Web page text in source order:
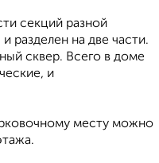
секций разной
разделен на две части.
сквер. Всего в доме
и
месту можно